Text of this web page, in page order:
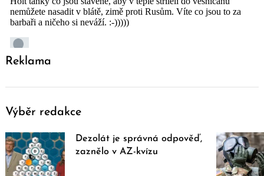
Reklama
Výběr redakce
Dezolát je správná odpověď,
zaznělo v AZ-kvízu